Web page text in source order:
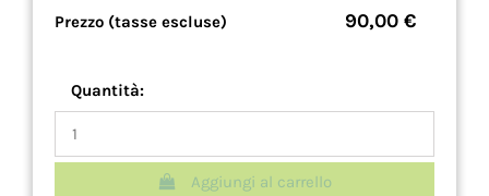
Prezzo (tasse escluse) 90,00 €
Quantità:
Aggiungi al carrello